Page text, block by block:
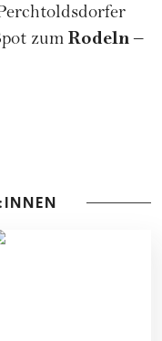
zum Rodeln–